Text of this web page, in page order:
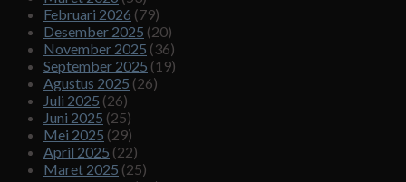
Februari 2026 (79)
Desember 2025 (20)
November 2025 (36)
September 2025 (19)
Agustus 2025 (26)
Juli 2025 (26)
Juni 2025 (25)
Mei 2025 (29)
April 2025 (22)
Maret 2025 (25)